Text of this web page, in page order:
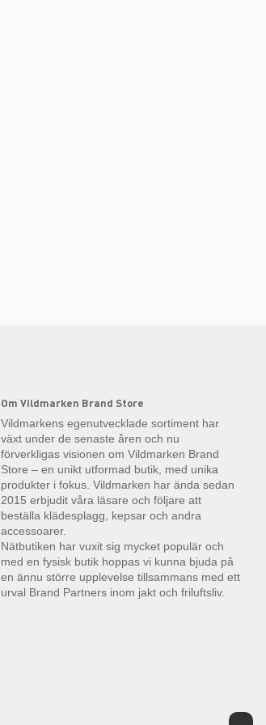
Om Vildmarken Brand Store
Vildmarkens egenutvecklade sortiment har
växt under de senaste åren och nu
förverkligas visionen om Vildmarken Brand
Store – en unikt utformad butik, med unika
produkter i fokus. Vildmarken har ända sedan
2015 erbjudit våra läsare och följare att
beställa klädesplagg, kepsar och andra
accessoarer.
Nätbutiken har vuxit sig mycket populär och
med en fysisk butik hoppas vi kunna bjuda på
en ännu större upplevelse tillsammans med ett
urval Brand Partners inom jakt och friluftsliv.